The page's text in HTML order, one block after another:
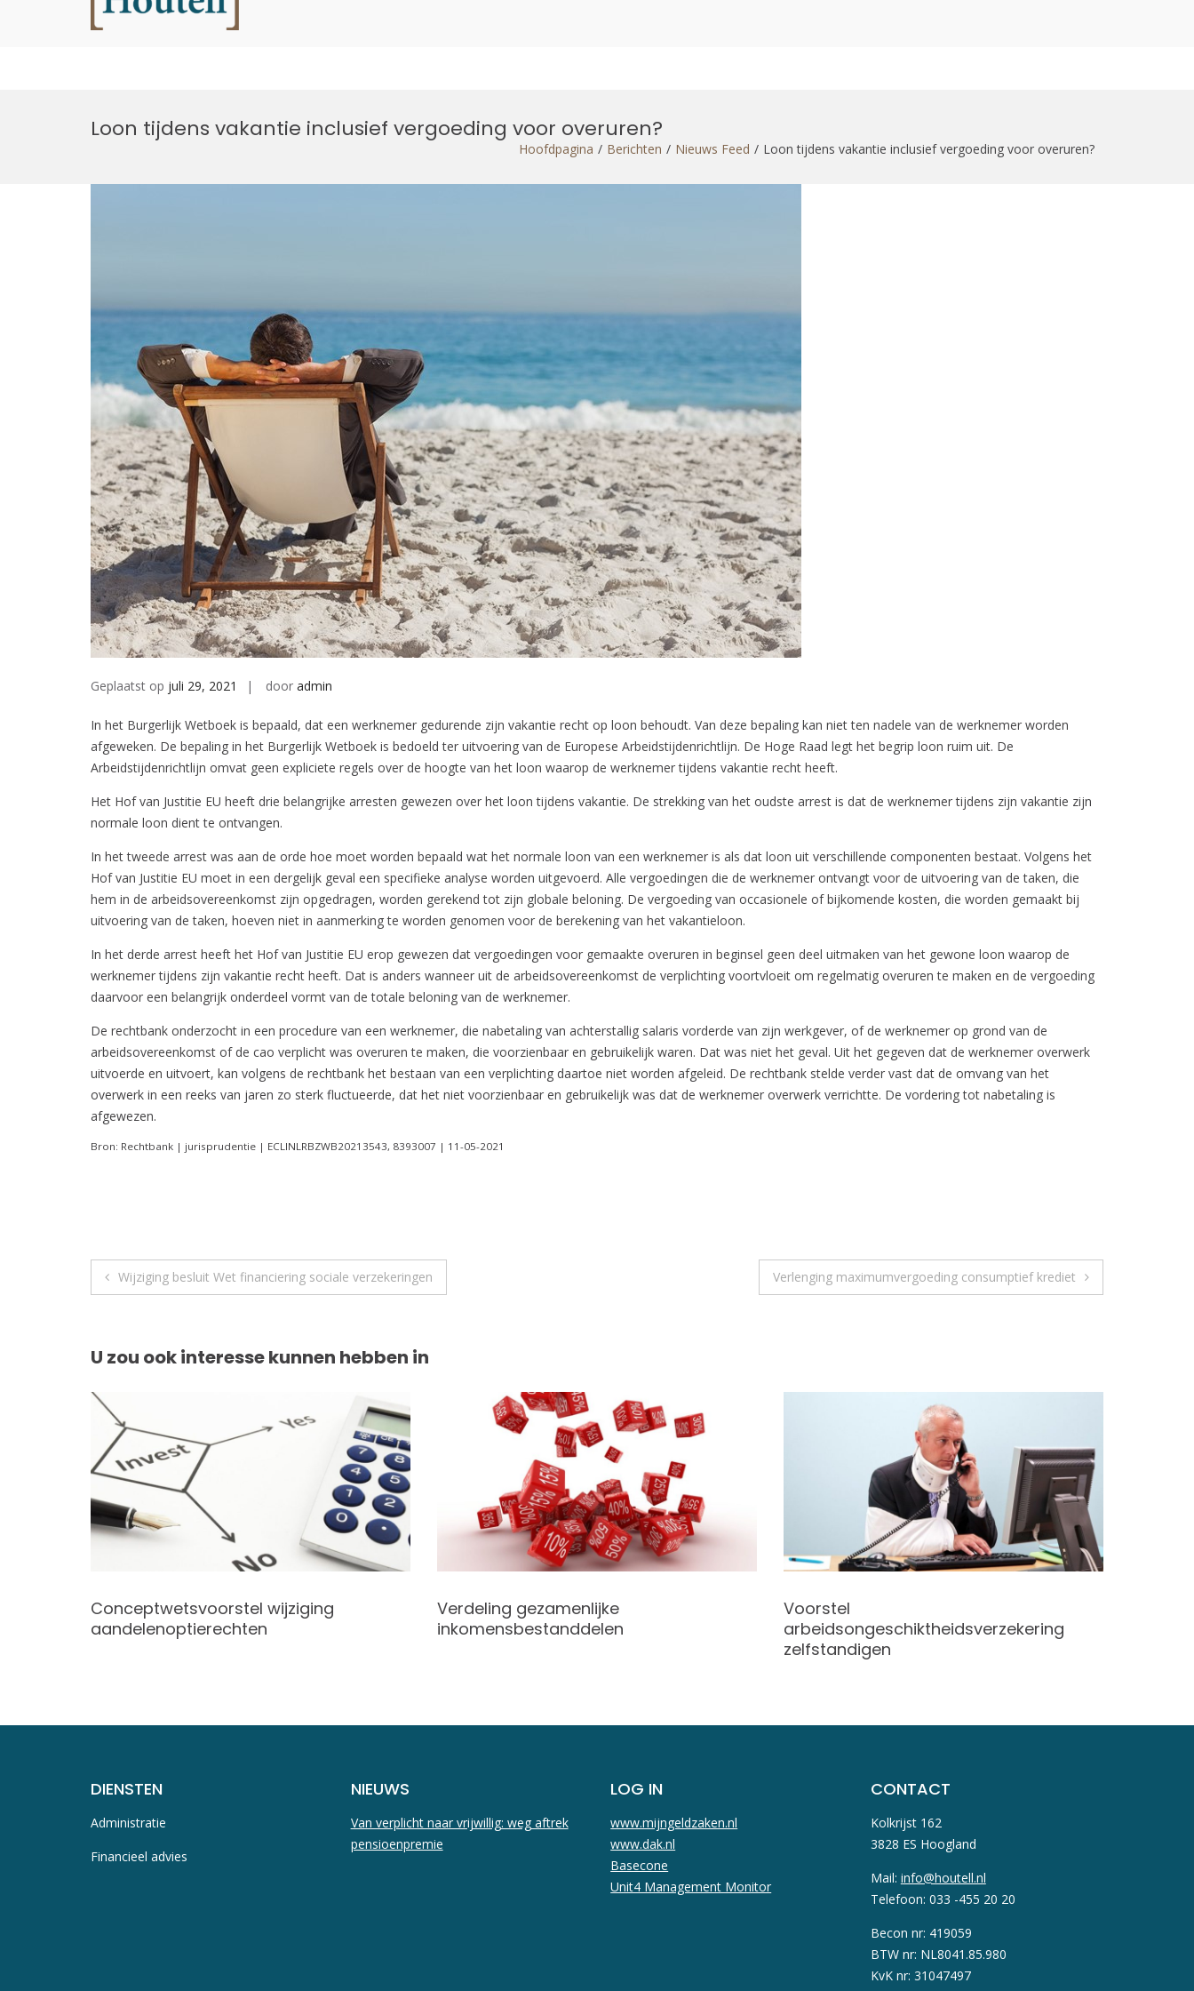
Loon tijdens vakantie inclusief vergoeding voor overuren?
Hoofdpagina Berichten Nieuws Feed Loon tijdens vakantie inclusief vergoeding voor overuren?
Geplaatst op juli 29, 2021 door admin
In het Burgerlijk Wetboek is bepaald, dat een werknemer gedurende zijn vakantie recht op loon behoudt. Van deze bepaling kan niet ten nadele van de werknemer worden
afgeweken. De bepaling in het Burgerlijk Wetboek is bedoeld ter uitvoering van de Europese Arbeidstijdenrichtlijn. De Hoge Raad legt het begrip loon ruim uit. De
Arbeidstijdenrichtlijn omvat geen expliciete regels over de hoogte van het loon waarop de werknemer tijdens vakantie recht heeft.
Het Hof van Justitie EU heeft drie belangrijke arresten gewezen over het loon tijdens vakantie. De strekking van het oudste arrest is dat de werknemer tijdens zijn vakantie zijn
normale loon dient te ontvangen.
In het tweede arrest was aan de orde hoe moet worden bepaald wat het normale loon van een werknemer is als dat loon uit verschillende componenten bestaat. Volgens het
Hof van Justitie EU moet in een dergelijk geval een specifieke analyse worden uitgevoerd. Alle vergoedingen die de werknemer ontvangt voor de uitvoering van de taken, die
hem in de arbeidsovereenkomst zijn opgedragen, worden gerekend tot zijn globale beloning. De vergoeding van occasionele of bijkomende kosten, die worden gemaakt bij
uitvoering van de taken, hoeven niet in aanmerking te worden genomen voor de berekening van het vakantieloon.
In het derde arrest heeft het Hof van Justitie EU erop gewezen dat vergoedingen voor gemaakte overuren in beginsel geen deel uitmaken van het gewone loon waarop de
werknemer tijdens zijn vakantie recht heeft. Dat is anders wanneer uit de arbeidsovereenkomst de verplichting voortvloeit om regelmatig overuren te maken en de vergoeding
daarvoor een belangrijk onderdeel vormt van de totale beloning van de werknemer.
De rechtbank onderzocht in een procedure van een werknemer, die nabetaling van achterstallig salaris vorderde van zijn werkgever, of de werknemer op grond van de
arbeidsovereenkomst of de cao verplicht was overuren te maken, die voorzienbaar en gebruikelijk waren. Dat was niet het geval. Uit het gegeven dat de werknemer overwerk
uitvoerde en uitvoert, kan volgens de rechtbank het bestaan van een verplichting daartoe niet worden afgeleid. De rechtbank stelde verder vast dat de omvang van het
overwerk in een reeks van jaren zo sterk fluctueerde, dat het niet voorzienbaar en gebruikelijk was dat de werknemer overwerk verrichtte. De vordering tot nabetaling is
afgewezen.
Bron: Rechtbank | jurisprudentie | ECLINLRBZWB20213543, 8393007 | 11-05-2021
Berichtnavigatie
Wijziging besluit Wet financiering sociale verzekeringen Verlenging maximumvergoeding consumptief krediet
U zou ook interesse kunnen hebben in
Conceptwetsvoorstel wijziging
aandelenoptierechten
Verdeling gezamenlijke
inkomensbestanddelen
Voorstel
arbeidsongeschiktheidsverzekering
zelfstandigen
DIENSTEN
Administratie
Financieel advies
NIEUWS
Van verplicht naar vrijwillig: weg aftrek
pensioenpremie
LOG IN
www.mijngeldzaken.nl
www.dak.nl
Basecone
Unit4 Management Monitor
CONTACT
Kolkrijst 162
3828 ES Hoogland
Mail: info@houtell.nl
Telefoon: 033 -455 20 20
Becon nr: 419059
BTW nr: NL8041.85.980
KvK nr: 31047497